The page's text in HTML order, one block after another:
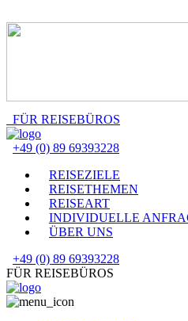
FÜR REISEBÜROS
+49 (0) 89 69393228
REISEZIELE
REISETHEMEN
REISEART
INDIVIDUELLE
ÜBER UNS
+49 (0) 89 69393228
FÜR REISEBÜROS